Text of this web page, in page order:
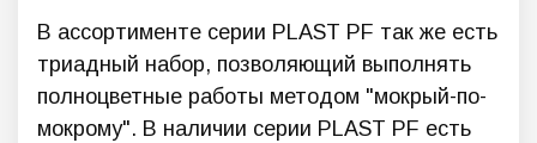
В ассортименте серии PLAST PF так же есть
триадный набор, позволяющий выполнять
полноцветные работы методом "мокрый-по-
мокрому". В наличии серии PLAST PF есть